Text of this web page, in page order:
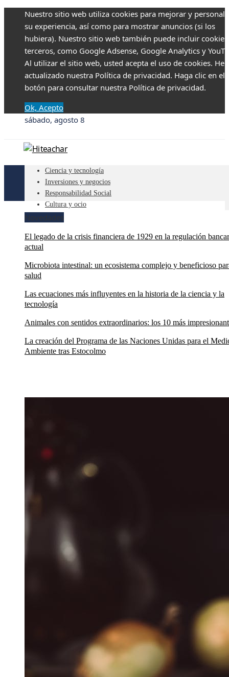
Nuestro sitio web utiliza cookies para mejorar y
su experiencia, así como para mostrar anuncios (si los
hubiera). Nuestro sitio web también puede incluir
terceros, como Google Adsense, Google Analytics y
Al utilizar el sitio web, usted acepta el uso de cookies.
actualizado nuestra Política de privacidad. Haga clic en el
botón para consultar nuestra Política de privacidad.
Ok, Acepto
sábado, agosto 8
Ciencia y tecnología
Inversiones y negocios
Responsabilidad Social
Cultura y ocio
Novedades
El legado de la crisis financiera de 1929 en la regulación
actual
Microbiota intestinal: un ecosistema complejo y beneficioso
salud
Las ecuaciones más influyentes en la historia de la ciencia y la
tecnología
Animales con sentidos extraordinarios: los 10 más
La creación del Programa de las Naciones Unidas para el
Ambiente tras Estocolmo